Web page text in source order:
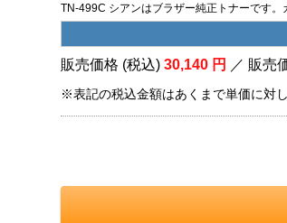
TN-499C シアンはブラザー純正トナーです。
販売価格 (税込)30,140 円 ／ 販売
※表記の税込金額はあくまで単価に対